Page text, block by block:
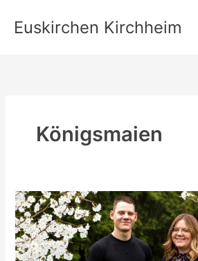
InhaltEuskirchen Kirchheim
Königsmaien
Maifest
2026